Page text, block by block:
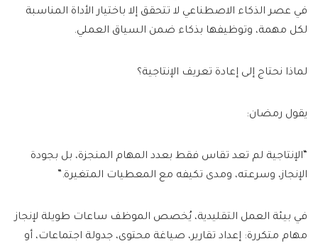
في عصر الذكاء الاصطناعي لا تتحقق إلا باختيار الأداة المناسبة
لكل مهمة، وتوظيفها بذكاء ضمن السياق العملي.
لماذا نحتاج إلى إعادة تعريف الإنتاجية؟
يقول رمضان:
“الإنتاجية لم تعد تقاس فقط بعدد المهام المنجزة، بل بجودة
الإنجاز، وسرعته، ومدى تكيفه مع المعطيات المتغيرة.”
في بيئة العمل التقليدية، يُخصص الموظف ساعات طويلة لإنجاز
مهام متكررة: إعداد تقارير، صياغة محتوى، جدولة اجتماعات، أو